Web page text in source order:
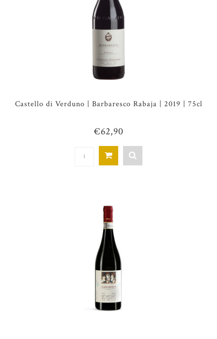
Castello di Verduno | Barbaresco Rabaja | 2019 | 75cl
€62,90